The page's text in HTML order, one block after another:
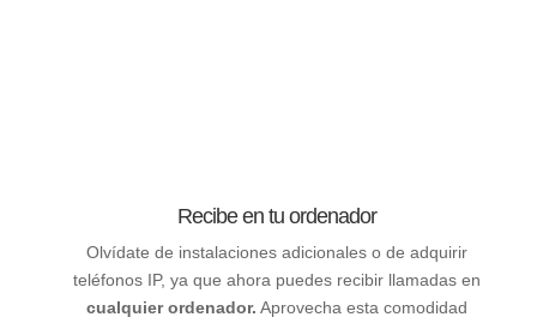
Recibe en tu ordenador
Olvídate de instalaciones adicionales o de adquirir
teléfonos IP, ya que ahora puedes recibir llamadas en
cualquier ordenador. Aprovecha esta comodidad